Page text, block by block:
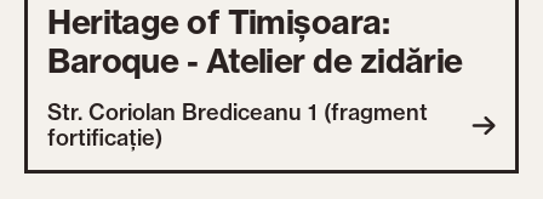
Heritage of Timișoara:
Baroque - Atelier de zidărie
Str. Coriolan Brediceanu 1 (fragment
fortificație)